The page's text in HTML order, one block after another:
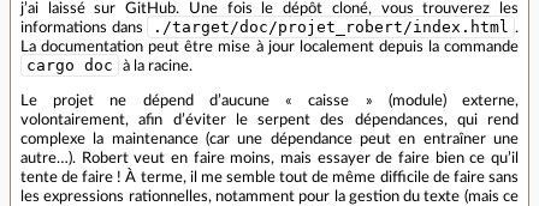
j’ai laissé sur GitHub. Une fois le dépôt cloné, vous trouverez les
informations dans
./target/doc/projet_robert/index.html
.
La documentation peut être mise à jour localement depuis la commande
cargo doc à la racine.
Le projet ne dépend d’aucune « caisse » (module) externe,
volontairement, afin d’éviter le serpent des dépendances, qui rend
complexe la maintenance (car une dépendance peut en entraîner une
autre…). Robert veut en faire moins, mais essayer de faire bien ce qu’il
tente de faire ! À terme, il me semble tout de même difficile de faire sans
les expressions rationnelles, notamment pour la gestion du texte (mais ce